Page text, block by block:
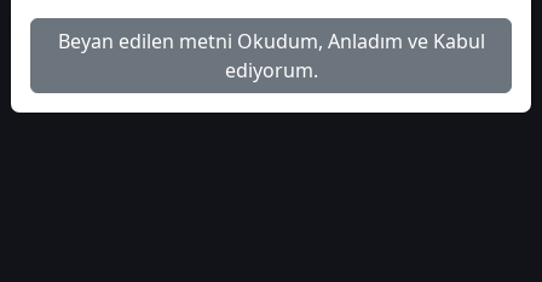
Beyan edilen metni Okudum, Anladım ve Kabul
ediyorum.